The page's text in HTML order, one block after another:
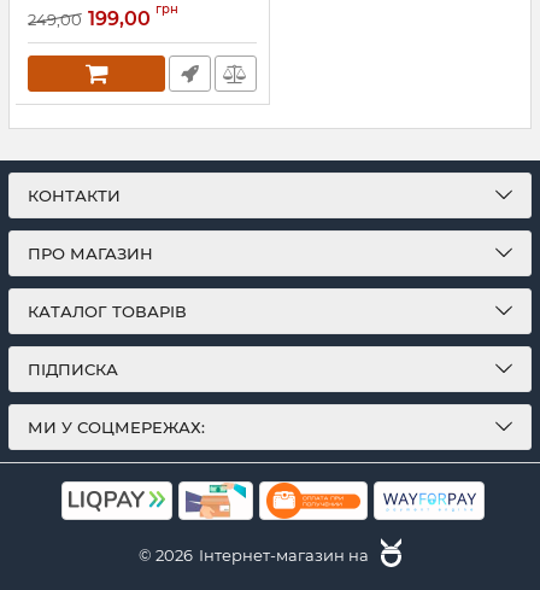
249,00 199,00 грн
КОНТАКТИ
ПРО МАГАЗИН
КАТАЛОГ ТОВАРІВ
ПІДПИСКА
МИ У СОЦМЕРЕЖАХ:
© 2026 Інтернет-магазин на